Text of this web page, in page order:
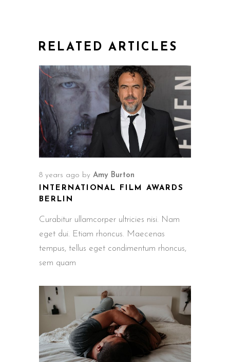
RELATED ARTICLES
8 years ago by Amy Burton
INTERNATIONAL FILM AWARDS
BERLIN
Curabitur ullamcorper ultricies nisi. Nam
eget dui. Etiam rhoncus. Maecenas
tempus, tellus eget condimentum rhoncus,
sem quam